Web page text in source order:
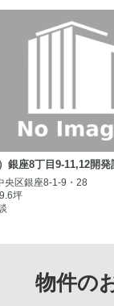
銀座8丁目9-11,12開発
央区銀座8-1-9・28
坪
物件の